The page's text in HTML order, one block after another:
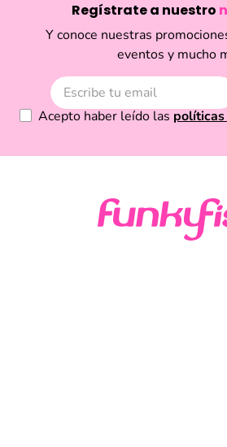
Regístrate a nuestro
Y conoce nuestras
eventos y mucho
Acepto haber leído las